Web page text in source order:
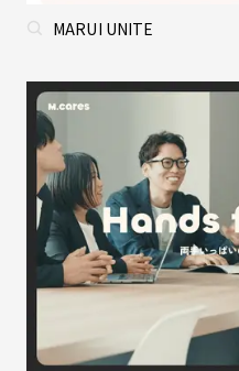
MARUI UNITE